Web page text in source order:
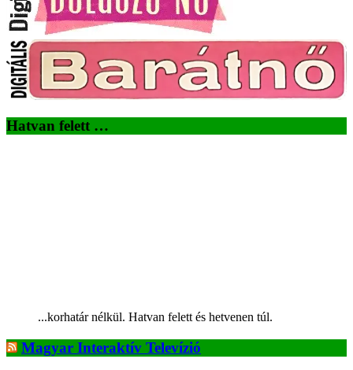
Hatvan felett …
...korhatár nélkül. Hatvan felett és hetvenen túl.
Magyar Interaktív Televízió